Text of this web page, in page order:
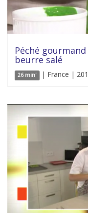
Péché
beurre salé
26 min' | France |